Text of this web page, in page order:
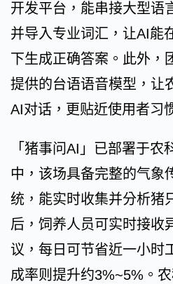
开发平台，能串接大型语
并导入专业词汇，让AI能
下生成正确答案。此外，
提供的台语语音模型，让
AI对话，更贴近使用者习
「猪事问AI」已部署于农
中，该场具备完整的气象
统，能实时收集并分析猪
后，饲养人员可实时接收
议，每日可节省近一小时
成率则提升约3%~5%。